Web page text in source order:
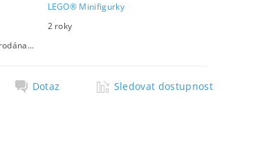
LEGO® Minifigurky
2 roky
Dotaz Sledovat dostupnost